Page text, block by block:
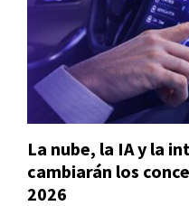
La nube, la IA y la
cambiarán los
2026